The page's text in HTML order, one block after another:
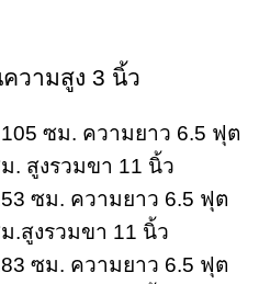
วามสูง 3 นิ้ว
ซม. ความยาว 6.5 ฟุต
. สูงรวมขา 11 นิ้ว
ซม. ความยาว 6.5 ฟุต
.สูงรวมขา 11 นิ้ว
ซม. ความยาว 6.5 ฟุต